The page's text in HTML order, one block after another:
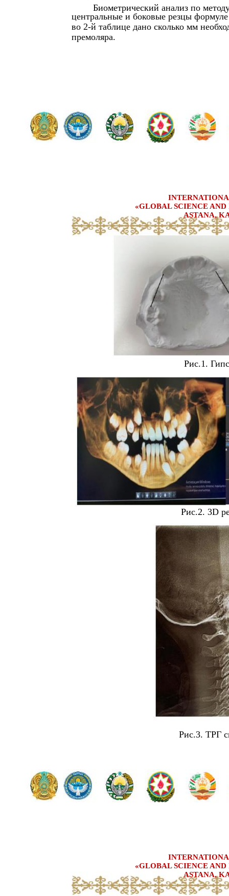
Биометрический анализ по
центральные и боковые резцы
во 2-й таблице дано сколько мм
премоляра.
«GLOBAL SCIENCE
ASTANA,
Рис.1.
Рис.2. 3D
Рис.3. ТРГ
«GLOBAL SCIENCE
ASTANA,